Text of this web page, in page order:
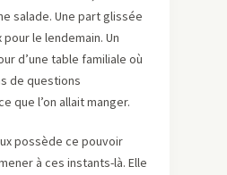
salade. Une part glissée
le lendemain. Un
d’une table familiale où
de questions
que l’on allait manger.
possède ce pouvoir
à ces instants-là. Elle